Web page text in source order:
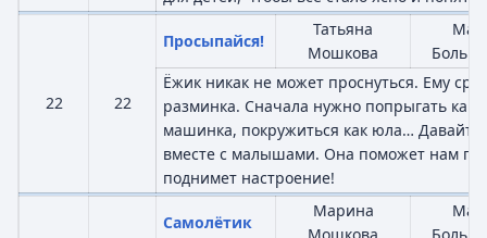
22 22
Просыпайся!
Татьяна
Мошкова
Ёжик никак не может проснуться. Ему
разминка. Сначала нужно попрыгать как
машинка, покружиться как юла… Давайте
вместе с малышами. Она поможет нам
поднимет настроение!
Самолётик
Марина